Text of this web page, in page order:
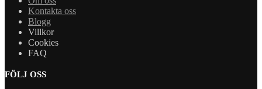
Kontakta oss
Blogg
Villkor
Cookies
FAQ
FÖLJ OSS